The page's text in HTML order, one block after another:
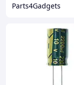
Parts4Gadgets